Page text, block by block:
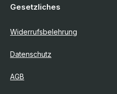
Gesetzliches
Widerrufsbelehrung
Datenschutz
AGB